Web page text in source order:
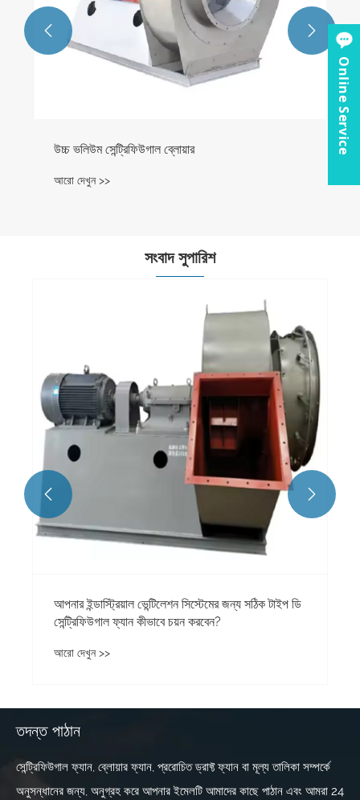
উচ্চ ভলিউম সেন্ট্রিফিউগাল ব্লোয়ার
আরো দেখুন >>
 
সংবাদ সুপারিশ
আপনার ইন্ডাস্ট্রিয়াল ভেন্টিলেশন সিস্টেমের জন্য সঠিক টাইপ ডি
সেন্ট্রিফিউগাল ফ্যান কীভাবে চয়ন করবেন?
আরো দেখুন >>
 
তদন্ত পাঠান
সেন্ট্রিফিউগাল ফ্যান, ব্লোয়ার ফ্যান, প্ররোচিত ড্রাফ্ট ফ্যান বা মূল্য তালিকা সম্পর্কে
অনুসন্ধানের জন্য, অনুগ্রহ করে আপনার ইমেলটি আমাদের কাছে পাঠান এবং আমরা 24
Online Service